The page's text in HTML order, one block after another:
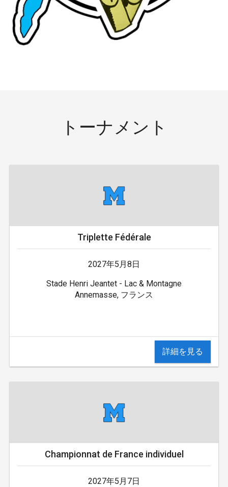
トーナメント
Triplette Fédérale
2027年5月8日
Stade Henri Jeantet - Lac & Montagne
Annemasse, フランス
詳細を見る
Championnat de France individuel
2027年5月7日